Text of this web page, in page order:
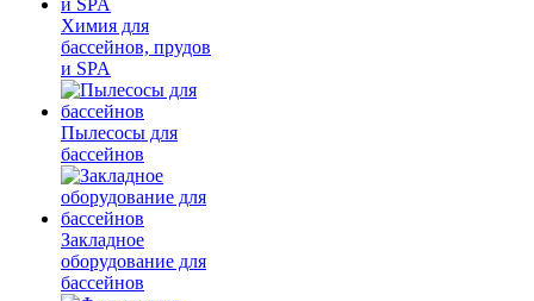
Химия для
бассейнов, прудов
и SPA
Пылесосы для
бассейнов
Закладное
оборудование для
бассейнов